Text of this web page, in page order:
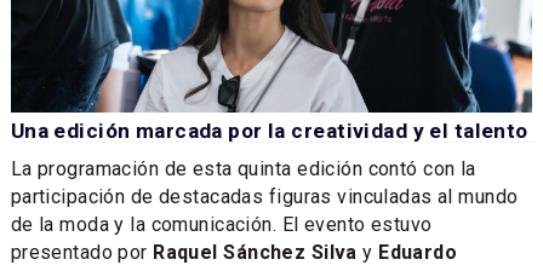
Una edición marcada por la creatividad y el talento
La programación de esta quinta edición contó con la
participación de destacadas figuras vinculadas al mundo
de la moda y la comunicación. El evento estuvo
presentado por Raquel Sánchez Silva y Eduardo